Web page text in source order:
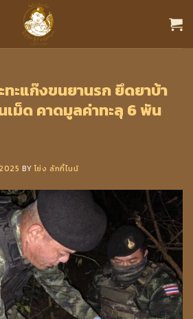
ทะแก๊งขนยานรก ยึดยาบ้า
ม็ด คาดมูลค่าทะลุ 6 พัน
BY โย่ง ลักกี้ไนน์